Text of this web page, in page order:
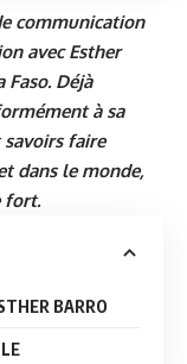
communication
avec Esther
Déjà
à sa
savoirs faire
dans le monde,
fort.
BARRO